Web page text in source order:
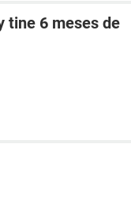
tine 6 meses de